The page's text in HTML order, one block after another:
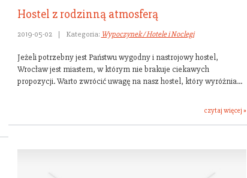
Hostel z rodzinną atmosferą
2019-05-02 | Kategoria: Wypoczynek / Hotele i Noclegi
Jeżeli potrzebny jest Państwu wygodny i nastrojowy hostel,
Wrocław jest miastem, w którym nie brakuje ciekawych
propozycji. Warto zwrócić uwagę na nasz hostel, który wyróżnia...
czytaj więcej »